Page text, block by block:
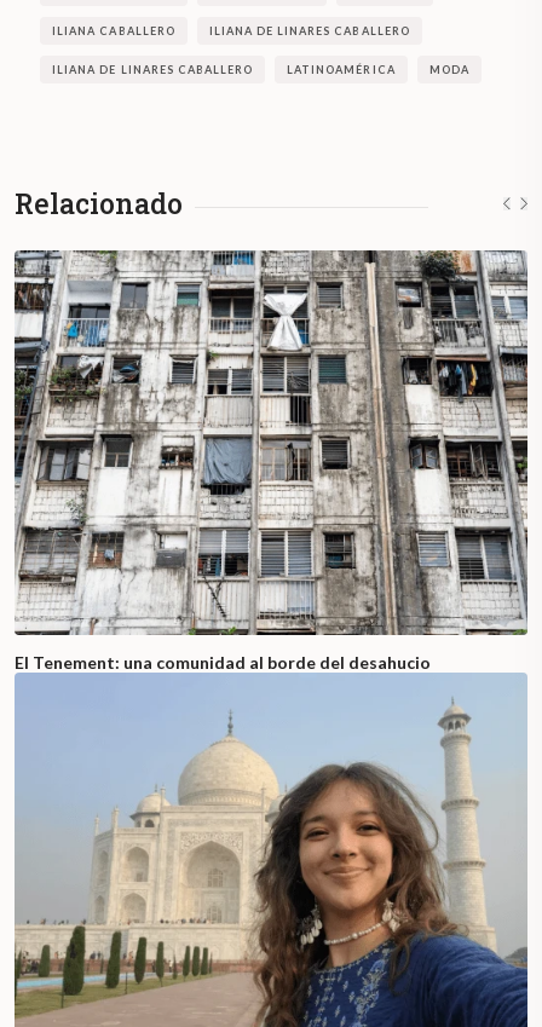
ILIANA CABALLERO ILIANA DE LINARES CABALLERO
ILIANA DE LINARES CABALLERO LATINOAMÉRICA MODA
Relacionado
El Tenement: una comunidad al borde del desahucio